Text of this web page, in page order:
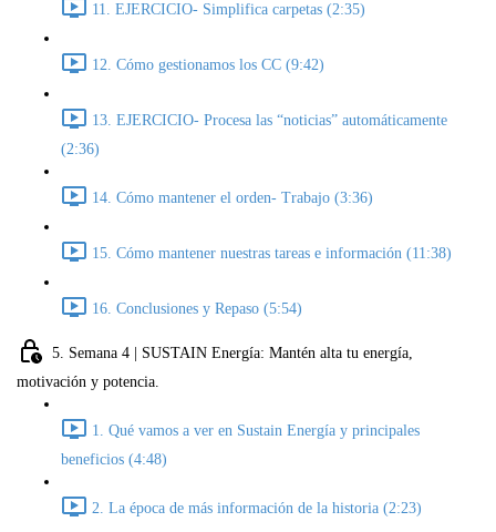
11. EJERCICIO- Simplifica carpetas (2:35)
12. Cómo gestionamos los CC (9:42)
13. EJERCICIO- Procesa las “noticias” automáticamente
(2:36)
14. Cómo mantener el orden- Trabajo (3:36)
15. Cómo mantener nuestras tareas e información (11:38)
16. Conclusiones y Repaso (5:54)
5. Semana 4 | SUSTAIN Energía: Mantén alta tu energía,
motivación y potencia.
1. Qué vamos a ver en Sustain Energía y principales
beneficios (4:48)
2. La época de más información de la historia (2:23)